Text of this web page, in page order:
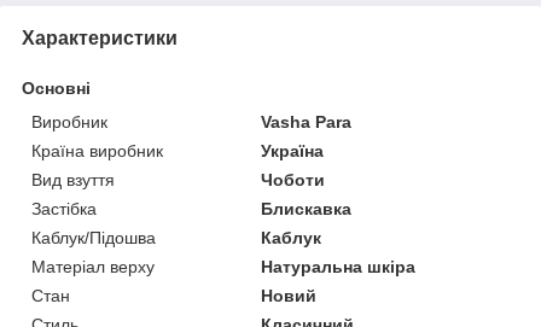
Характеристики
Основні
Виробник
Vasha Para
Країна виробник
Україна
Вид взуття
Чоботи
Застібка
Блискавка
Каблук/Підошва
Каблук
Матеріал верху
Натуральна шкіра
Стан
Новий